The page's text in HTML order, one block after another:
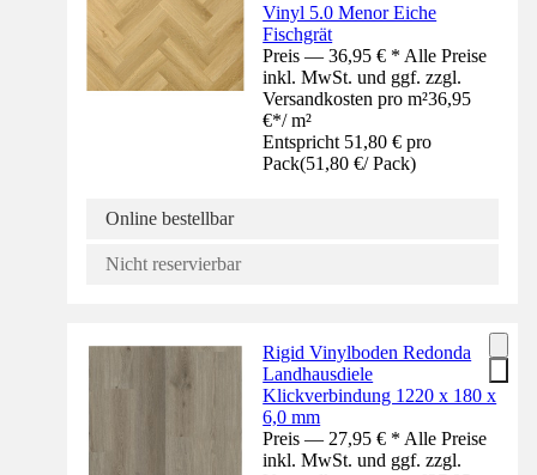
Vinyl 5.0 Menor Eiche
Fischgrät
Preis — 36,95 € * Alle Preise
inkl. MwSt. und ggf. zzgl.
Versandkosten pro m²36,95
€*/ m²
Entspricht 51,80 € pro
Pack(51,80 €/ Pack)
Online bestellbar
Nicht reservierbar
Rigid Vinylboden Redonda
Landhausdiele
Klickverbindung 1220 x 180 x
6,0 mm
Preis — 27,95 € * Alle Preise
inkl. MwSt. und ggf. zzgl.